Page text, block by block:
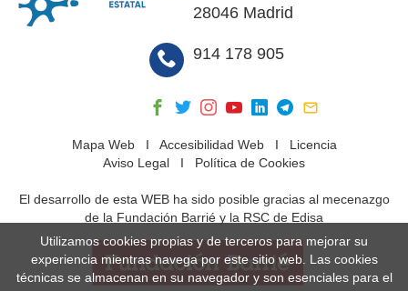
28046 Madrid
914 178 905
Mapa WebI Accesibilidad WebI Licencia
Aviso Legal I Política de Cookies
El desarrollo de esta WEB ha sido posible gracias al mecenazgo
de la Fundación Barrié y la RSC de Edisa
Utilizamos cookies propias y de terceros para mejorar su
experiencia mientras navega por este sitio web. Las cookies
técnicas se almacenan en su navegador y son esenciales para el